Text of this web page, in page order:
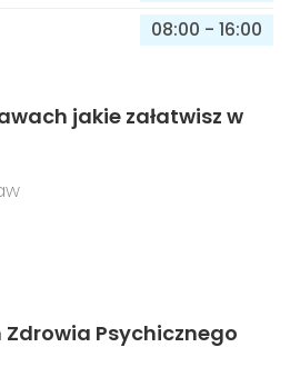
08:00 - 16:00
jakie załatwisz w
Psychicznego